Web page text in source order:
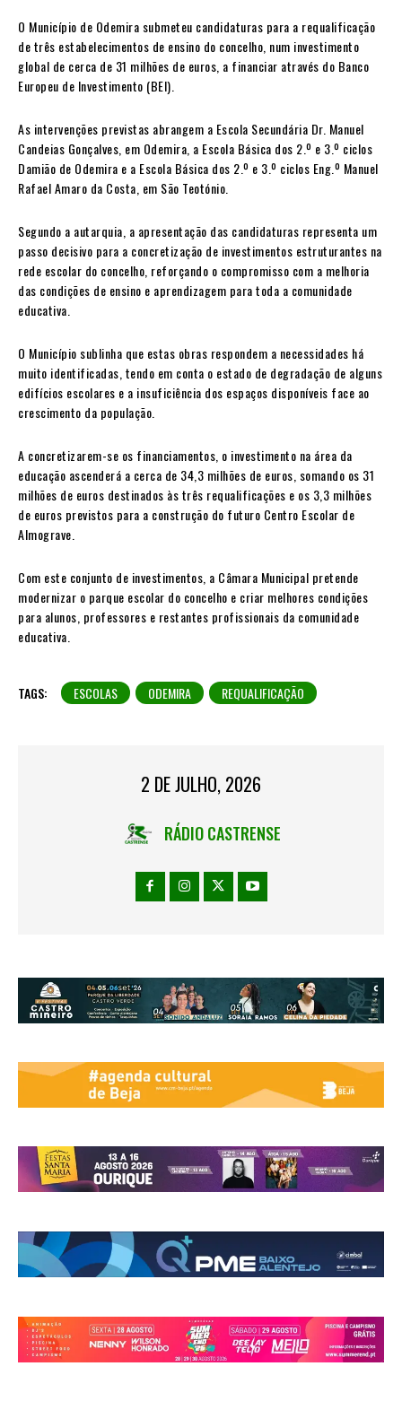
O Município de Odemira submeteu candidaturas para a requalificação
de três estabelecimentos de ensino do concelho, num investimento
global de cerca de 31 milhões de euros, a financiar através do Banco
Europeu de Investimento (BEI).
As intervenções previstas abrangem a Escola Secundária Dr. Manuel
Candeias Gonçalves, em Odemira, a Escola Básica dos 2.º e 3.º ciclos
Damião de Odemira e a Escola Básica dos 2.º e 3.º ciclos Eng.º Manuel
Rafael Amaro da Costa, em São Teotónio.
Segundo a autarquia, a apresentação das candidaturas representa um
passo decisivo para a concretização de investimentos estruturantes na
rede escolar do concelho, reforçando o compromisso com a melhoria
das condições de ensino e aprendizagem para toda a comunidade
educativa.
O Município sublinha que estas obras respondem a necessidades há
muito identificadas, tendo em conta o estado de degradação de alguns
edifícios escolares e a insuficiência dos espaços disponíveis face ao
crescimento da população.
A concretizarem-se os financiamentos, o investimento na área da
educação ascenderá a cerca de 34,3 milhões de euros, somando os 31
milhões de euros destinados às três requalificações e os 3,3 milhões
de euros previstos para a construção do futuro Centro Escolar de
Almograve.
Com este conjunto de investimentos, a Câmara Municipal pretende
modernizar o parque escolar do concelho e criar melhores condições
para alunos, professores e restantes profissionais da comunidade
educativa.
TAGS: ESCOLAS ODEMIRA REQUALIFICAÇÃO
2 DE JULHO, 2026
RÁDIO CASTRENSE